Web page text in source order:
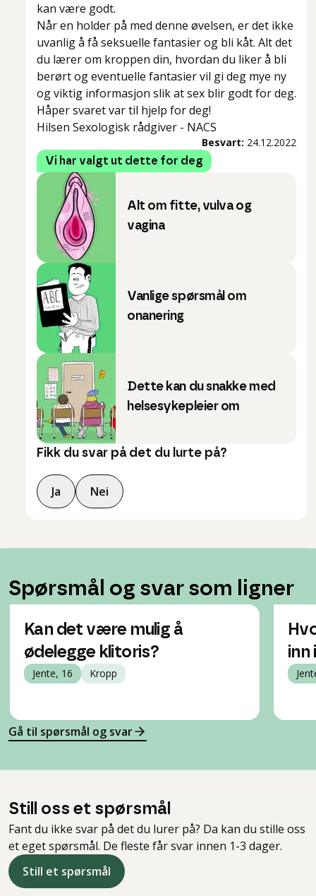
kan være godt.
Når en holder på med denne øvelsen, er det ikke
uvanlig å få seksuelle fantasier og bli kåt. Alt det
du lærer om kroppen din, hvordan du liker å bli
berørt og eventuelle fantasier vil gi deg mye ny
og viktig informasjon slik at sex blir godt for deg.
Håper svaret var til hjelp for deg!
Hilsen Sexologisk rådgiver - NACS
Besvart: 24.12.2022
Vi har valgt ut dette for deg
Alt om fitte, vulva og
vagina
Vanlige spørsmål om
onanering
Dette kan du snakke med
helsesykepleier om
Fikk du svar på det du lurte på?
Ja Nei
Spørsmål og svar som ligner
Kan det være mulig å
ødelegge klitoris?
Jente, 16 Kropp
inn
Gå til spørsmål og svar
Still oss et spørsmål
Fant du ikke svar på det du lurer på? Da kan du stille oss
et eget spørsmål. De fleste får svar innen 1-3 dager.
Still et spørsmål